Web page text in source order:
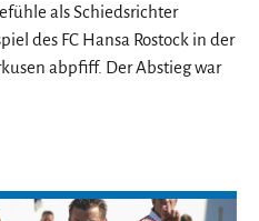
als Schiedsrichter
des FC Hansa Rostock in der
abpfiff. Der Abstieg war